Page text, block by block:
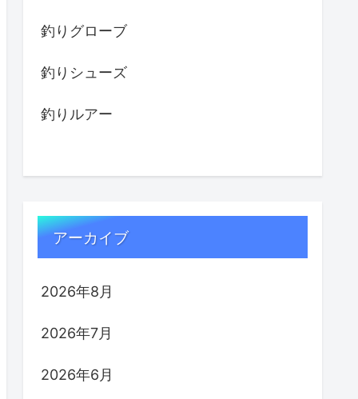
釣りグローブ
釣りシューズ
釣りルアー
アーカイブ
2026年8月
2026年7月
2026年6月